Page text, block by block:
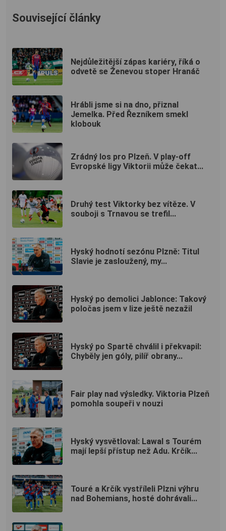
Související články
Nejdůležitější zápas kariéry, říká o
odvetě se Ženevou stoper Hranáč
Hrábli jsme si na dno, přiznal
Jemelka. Před Řezníkem smekl
klobouk
Zrádný los pro Plzeň. V play-off
Evropské ligy Viktorii může čekat...
Druhý test Viktorky bez vítěze. V
souboji s Trnavou se trefil...
Hyský hodnotí sezónu Plzně: Titul
Slavie je zasloužený, my...
Hyský po demolici Jablonce: Takový
poločas jsem v lize ještě nezažil
Hyský po Spartě chválil i překvapil:
Chyběly jen góly, pilíř obrany...
Fair play nad výsledky. Viktoria Plzeň
pomohla soupeři v nouzi
Hyský vysvětloval: Lawal s Tourém
mají lepší přístup než Adu. Krčík...
Touré a Krčík vystříleli Plzni výhru
nad Bohemians, hosté dohrávali...